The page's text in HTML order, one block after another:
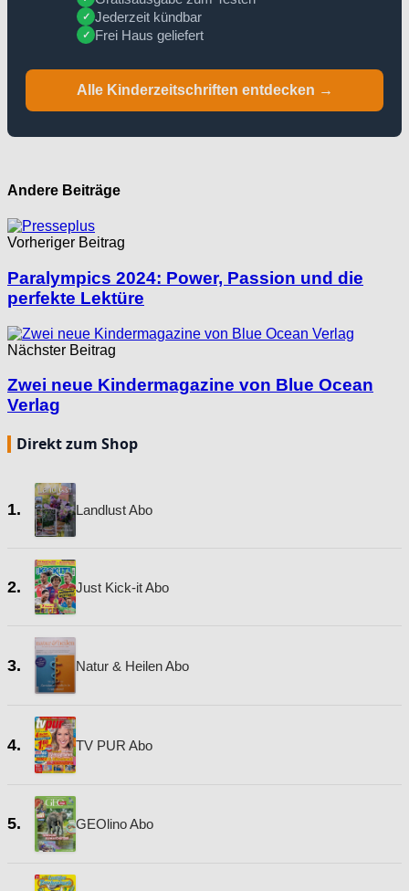
✓ Jederzeit kündbar
✓ Frei Haus geliefert
Alle Kinderzeitschriften entdecken →
Andere Beiträge
Vorheriger Beitrag
Paralympics 2024: Power, Passion und die
perfekte Lektüre
Nächster Beitrag
Zwei neue Kindermagazine von Blue Ocean
Verlag
Direkt zum Shop
1. Landlust Abo
2. Just Kick-it Abo
3. Natur & Heilen Abo
4. TV PUR Abo
5. GEOlino Abo